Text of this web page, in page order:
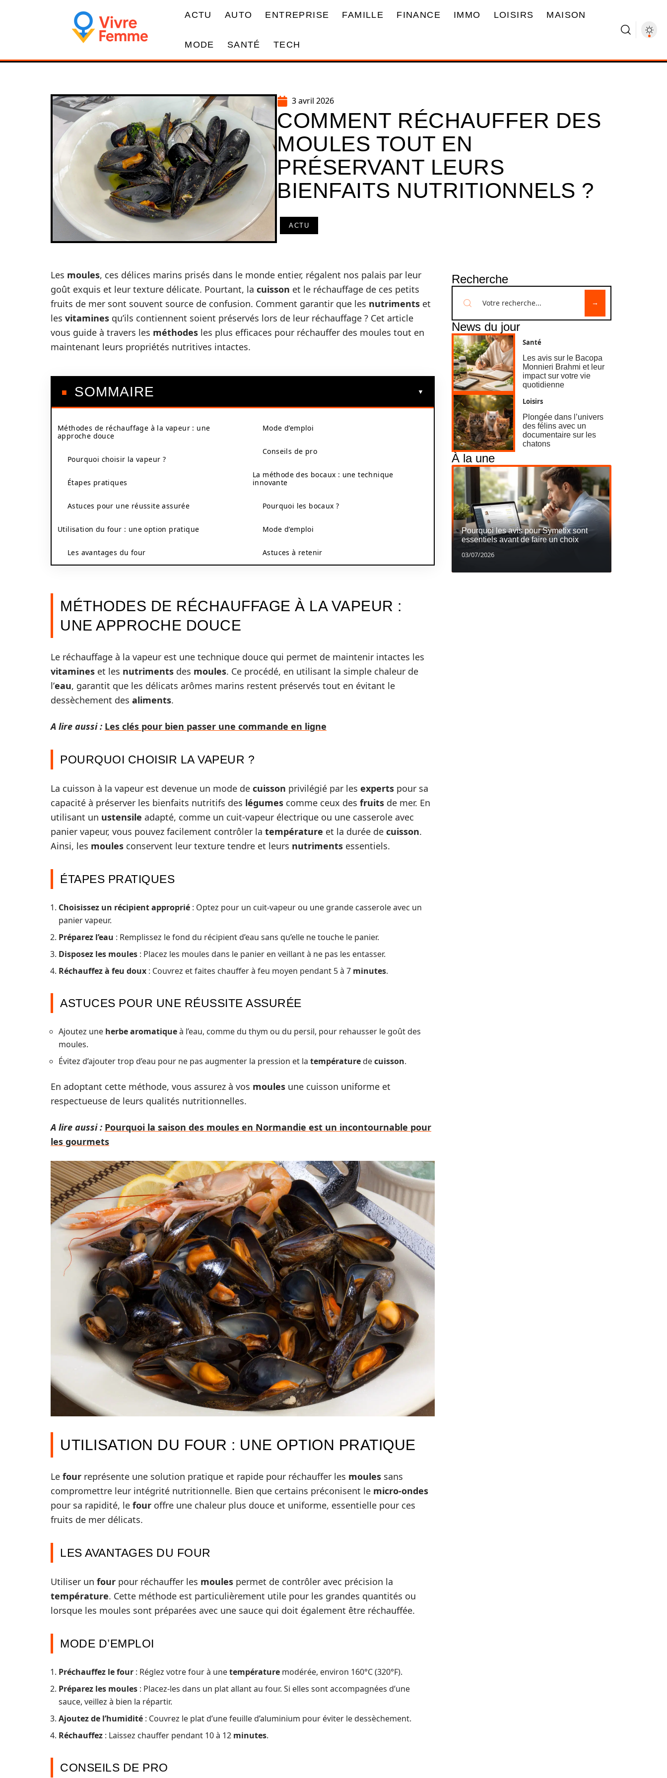
ACTU AUTO ENTREPRISE FAMILLE FINANCE IMMO LOISIRS MAISON
MODE SANTÉ TECH
3 avril 2026
COMMENT RÉCHAUFFER DES
MOULES TOUT EN
PRÉSERVANT LEURS
BIENFAITS NUTRITIONNELS ?
ACTU
Les moules, ces délices marins prisés dans le monde entier, régalent nos palais par leur
goût exquis et leur texture délicate. Pourtant, la cuisson et le réchauffage de ces petits
fruits de mer sont souvent source de confusion. Comment garantir que les nutriments et
les vitamines qu’ils contiennent soient préservés lors de leur réchauffage ? Cet article
vous guide à travers les méthodes les plus efficaces pour réchauffer des moules tout en
maintenant leurs propriétés nutritives intactes.
SOMMAIRE
Méthodes de réchauffage à la vapeur : une
approche douce
Pourquoi choisir la vapeur ?
Étapes pratiques
Astuces pour une réussite assurée
Utilisation du four : une option pratique
Les avantages du four
Mode d’emploi
Conseils de pro
La méthode des bocaux : une technique
innovante
Pourquoi les bocaux ?
Mode d’emploi
Astuces à retenir
MÉTHODES DE RÉCHAUFFAGE À LA VAPEUR :
UNE APPROCHE DOUCE
Le réchauffage à la vapeur est une technique douce qui permet de maintenir intactes les
vitamines et les nutriments des moules. Ce procédé, en utilisant la simple chaleur de
l’eau, garantit que les délicats arômes marins restent préservés tout en évitant le
dessèchement des aliments.
A lire aussi : Les clés pour bien passer une commande en ligne
POURQUOI CHOISIR LA VAPEUR ?
La cuisson à la vapeur est devenue un mode de cuisson privilégié par les experts pour sa
capacité à préserver les bienfaits nutritifs des légumes comme ceux des fruits de mer. En
utilisant un ustensile adapté, comme un cuit-vapeur électrique ou une casserole avec
panier vapeur, vous pouvez facilement contrôler la température et la durée de cuisson.
Ainsi, les moules conservent leur texture tendre et leurs nutriments essentiels.
ÉTAPES PRATIQUES
Choisissez un récipient approprié : Optez pour un cuit-vapeur ou une grande casserole avec un
panier vapeur.
Préparez l’eau : Remplissez le fond du récipient d’eau sans qu’elle ne touche le panier.
Disposez les moules : Placez les moules dans le panier en veillant à ne pas les entasser.
Réchauffez à feu doux : Couvrez et faites chauffer à feu moyen pendant 5 à 7 minutes.
ASTUCES POUR UNE RÉUSSITE ASSURÉE
Ajoutez une herbe aromatiqueà l’eau, comme du thym ou du persil, pour rehausser le goût des
moules.
Évitez d’ajouter trop d’eau pour ne pas augmenter la pression et la températuredecuisson.
En adoptant cette méthode, vous assurez à vos moules une cuisson uniforme et
respectueuse de leurs qualités nutritionnelles.
A lire aussi : Pourquoi la saison des moules en Normandie est un incontournable pour
les gourmets
UTILISATION DU FOUR : UNE OPTION PRATIQUE
Le four représente une solution pratique et rapide pour réchauffer les moules sans
compromettre leur intégrité nutritionnelle. Bien que certains préconisent le micro-ondes
pour sa rapidité, le four offre une chaleur plus douce et uniforme, essentielle pour ces
fruits de mer délicats.
LES AVANTAGES DU FOUR
Utiliser un four pour réchauffer les moules permet de contrôler avec précision la
température. Cette méthode est particulièrement utile pour les grandes quantités ou
lorsque les moules sont préparées avec une sauce qui doit également être réchauffée.
MODE D’EMPLOI
Préchauffez le four : Réglez votre four à unetempérature modérée, environ 160°C (320°F).
Préparez les moules : Placez-les dans un plat allant au four. Si elles sont accompagnées d’une
sauce, veillez à bien la répartir.
Ajoutez de l’humidité : Couvrez le plat d’une feuille d’aluminium pour éviter le dessèchement.
Réchauffez : Laissez chauffer pendant 10 à 12 minutes.
CONSEILS DE PRO
Recherche
News du jour
Santé
Les avis sur le Bacopa
Monnieri Brahmi et leur
impact sur votre vie
quotidienne
Loisirs
Plongée dans l’univers
des félins avec un
documentaire sur les
chatons
À la une
Pourquoi les avis pour Symetix sont
essentiels avant de faire un choix
03/07/2026